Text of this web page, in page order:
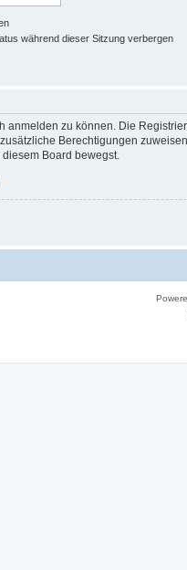
während dieser Sitzung verbergen
anmelden zu können. Die
Berechtigungen
Board bewegst.